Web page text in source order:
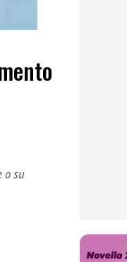
o su